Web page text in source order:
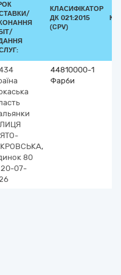
КЛАСИФІКАТОР
ДК 021:2015
(CPV)
80
20-07-
44810000-1
Фарби